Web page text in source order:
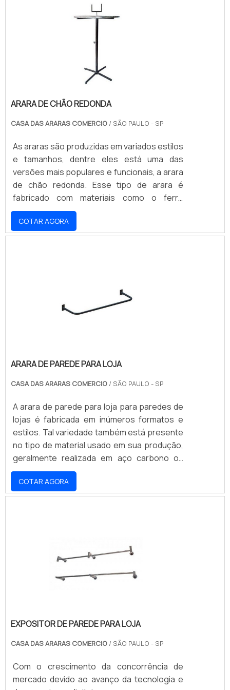
incolor, que facilita a visão através do nicho. É
comum que cada espaço conte com
30x30cm ou 30x40, dependend.
ARARA DE CHÃO REDONDA
CASA DAS ARARAS COMERCIO / SÃO PAULO - SP
As araras são produzidas em variados estilos
e tamanhos, dentre eles está uma das
versões mais populares e funcionais, a arara
de chão redonda. Esse tipo de arara é
fabricado com materiais como o ferro
cromado ou aço, característica que lhe
confere grande resistência contra a
corrosão, por exemplo. ALTA CAPACIDADE
capacidade de armazenagem, suportando
quilos de roupa sem prejuízo à estru.
COTAR AGORA
ARARA DE PAREDE PARA LOJA
CASA DAS ARARAS COMERCIO / SÃO PAULO - SP
A arara de parede para loja para paredes de
lojas é fabricada em inúmeros formatos e
estilos. Tal variedade também está presente
no tipo de material usado em sua produção,
geralmente realizada em aço carbono ou
ferro, cada uma delas com as suas
vantagens especiais. Por exemplo, o modelo
fabricado em aço conta com uma excelente
FUNCIONALIDADESJá as versões do suporte
fabricado em ferro.
COTAR AGORA
EXPOSITOR DE PAREDE PARA LOJA
CASA DAS ARARAS COMERCIO / SÃO PAULO - SP
Com o crescimento da concorrência de
mercado devido ao avanço da tecnologia e